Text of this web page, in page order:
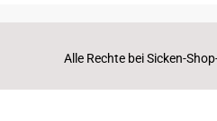
Alle Rechte bei Sicken-